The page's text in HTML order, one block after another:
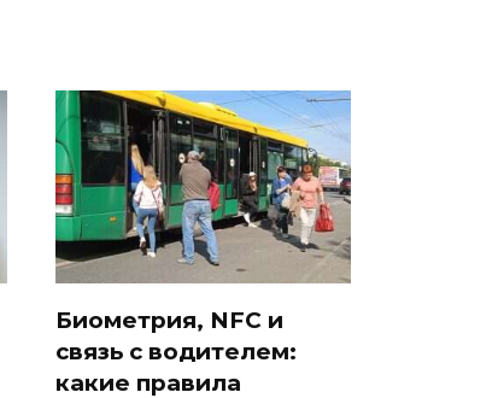
Биометрия, NFC и
связь с водителем:
какие правила